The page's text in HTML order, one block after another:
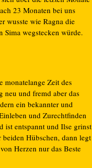
23 Monaten bei uns
wusste wie Ragna die
Sima wegstecken würde.
monatelange Zeit des
neu und fremd aber das
ein bekannter und
und Zurechtfinden
ist entspannt und Ilse grinst
Hübschen, dann legt
Herzen nur das Beste